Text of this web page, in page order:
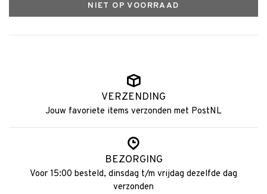
NIET OP VOORRAAD
VERZENDING
Jouw favoriete items verzonden met PostNL
BEZORGING
Voor 15:00 besteld, dinsdag t/m vrijdag dezelfde dag
verzonden